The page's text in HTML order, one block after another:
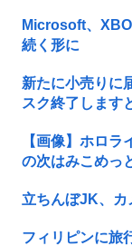
Microsoft、
続く形に
新たに小売りに
スク終了します
【画像】ホロ
の次はみこめっ
立ちんぼJK、カ
フィリピンに旅